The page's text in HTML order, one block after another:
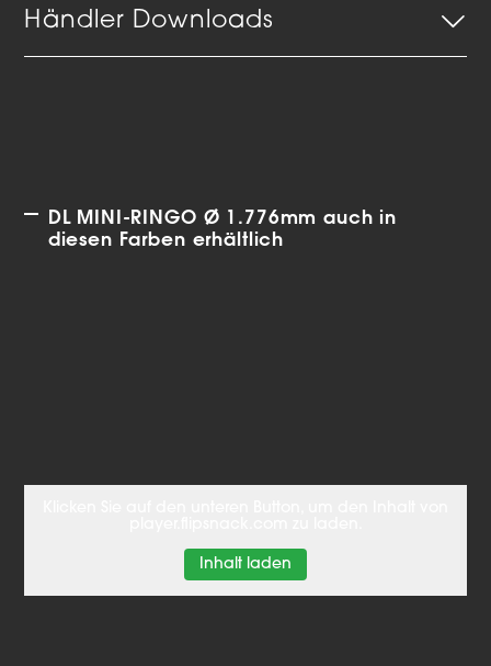
Händler Downloads
DL MINI-RINGO Ø 1.776mm auch in
diesen Farben erhältlich
Inhalt laden